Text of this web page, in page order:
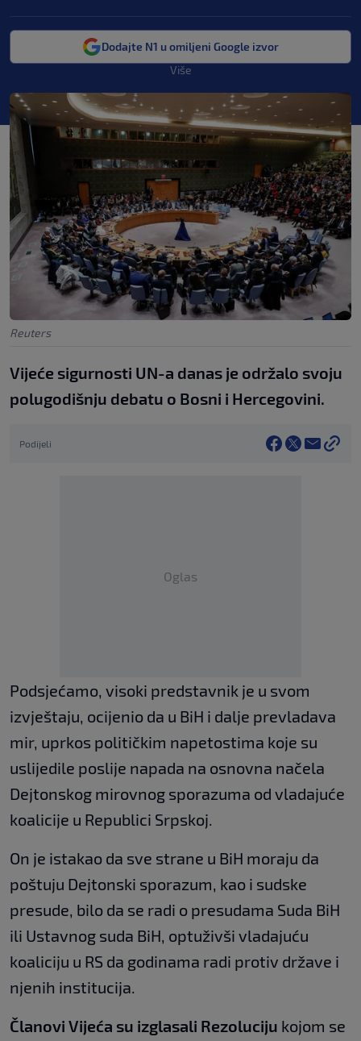
Dodajte N1 u omiljeni Google izvor
Više
Reuters
Vijeće sigurnosti UN-a danas je održalo svoju
polugodišnju debatu o Bosni i Hercegovini.
Podijeli
Oglas
Podsjećamo, visoki predstavnik je u svom
izvještaju, ocijenio da u BiH i dalje prevladava
mir, uprkos političkim napetostima koje su
uslijedile poslije napada na osnovna načela
Dejtonskog mirovnog sporazuma od vladajuće
koalicije u Republici Srpskoj.
On je istakao da sve strane u BiH moraju da
poštuju Dejtonski sporazum, kao i sudske
presude, bilo da se radi o presudama Suda BiH
ili Ustavnog suda BiH, optuživši vladajuću
koaliciju u RS da godinama radi protiv države i
njenih institucija.
Članovi Vijeća su izglasali Rezoluciju kojom se